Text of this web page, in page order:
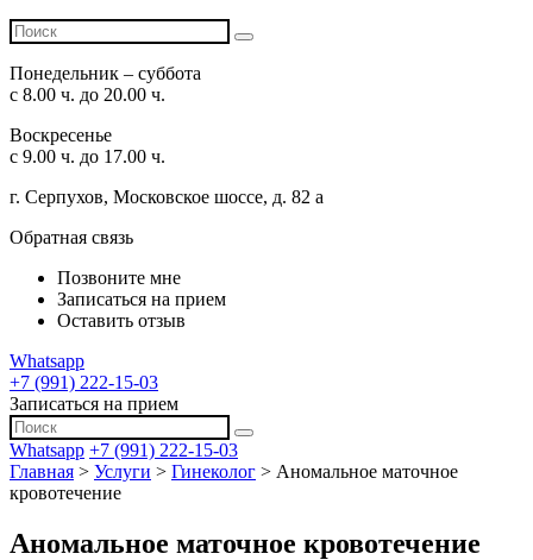
Понедельник – суббота
с 8.00 ч. до 20.00 ч.
Воскресенье
с 9.00 ч. до 17.00 ч.
г. Серпухов, Московское шоссе, д. 82 а
Обратная связь
Позвоните мне
Записаться на прием
Оставить отзыв
Whatsapp
+7 (991) 222-15-03
Записаться на прием
Whatsapp +7 (991) 222-15-03
Главная > Услуги > Гинеколог > Аномальное маточное
кровотечение
Аномальное маточное кровотечение